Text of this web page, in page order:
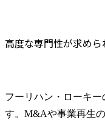
高度な専門性が求め
フーリハン・ローキー
す。M&Aや事業再生